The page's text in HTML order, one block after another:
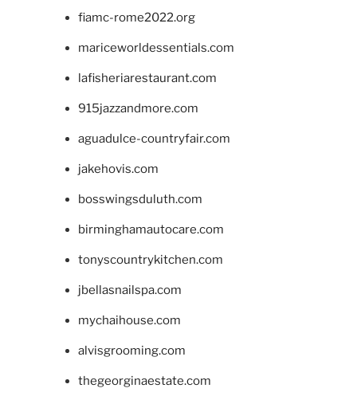
fiamc-rome2022.org
mariceworldessentials.com
lafisheriarestaurant.com
915jazzandmore.com
aguadulce-countryfair.com
jakehovis.com
bosswingsduluth.com
birminghamautocare.com
tonyscountrykitchen.com
jbellasnailspa.com
mychaihouse.com
alvisgrooming.com
thegeorginaestate.com